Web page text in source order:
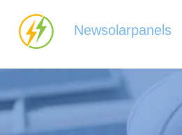
Newsolarpanels